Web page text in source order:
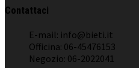
Contattaci
E-mail: info@bieti.it
Officina: 06-45476153
Negozio: 06-2022041